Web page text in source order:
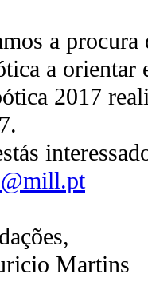
a procura
a orientar
2017
Martins